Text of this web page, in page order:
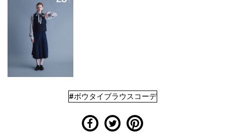
#ボウタイブラウスコーデ